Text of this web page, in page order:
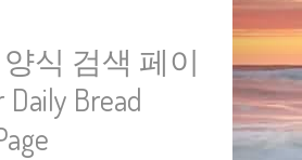
식 검색 페이
Bread